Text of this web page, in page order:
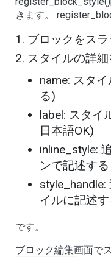
きます。
ブロックをス
スタイルの詳
name: スタ
る)
label: スタイ
日本語OK)
inline_style:
ンで記述する
style_handle:
イルに記述す
です。
ブロック編集画面で